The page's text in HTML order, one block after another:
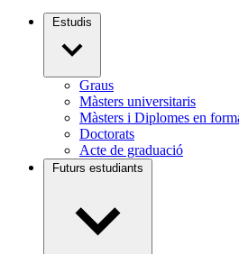
Estudis
Graus
Màsters universitaris
Màsters i Diplomes en
Doctorats
Acte de graduació
Futurs estudiants